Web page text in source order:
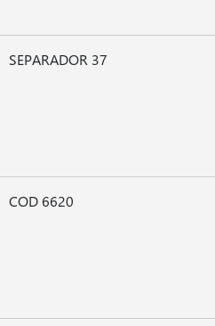
SEPARADOR 37
COD 6620